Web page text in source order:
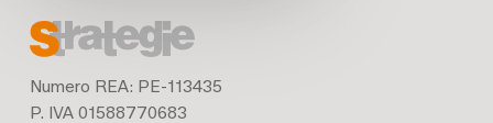
Numero REA: PE-113435
P. IVA 01588770683